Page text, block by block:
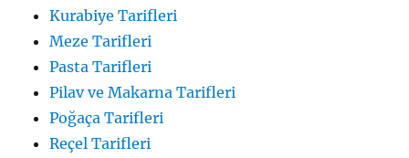
Kurabiye Tarifleri
Meze Tarifleri
Pasta Tarifleri
Pilav ve Makarna Tarifleri
Poğaça Tarifleri
Reçel Tarifleri